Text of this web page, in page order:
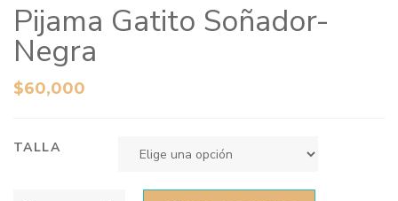
Pijama Gatito Soñador-
Negra
$60,000
TALLA